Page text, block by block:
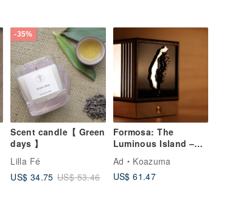
-35%
Scent candle【 Green
days 】
Lilla Fé
US$ 34.75 US$ 53.46
Formosa: The
Luminous Island –
Taiwan Night View
Light
Ad
Koazuma
US$ 61.47